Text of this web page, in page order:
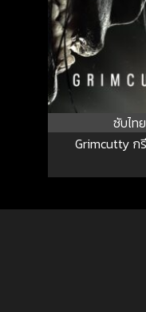
ซับไทย
Grimcutty ก